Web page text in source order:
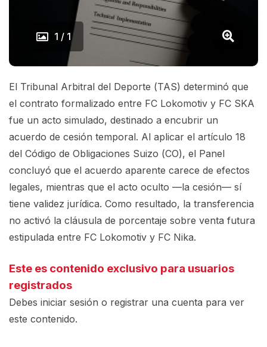
1 / 1
El Tribunal Arbitral del Deporte (TAS) determinó que
el contrato formalizado entre FC Lokomotiv y FC SKA
fue un acto simulado, destinado a encubrir un
acuerdo de cesión temporal. Al aplicar el artículo 18
del Código de Obligaciones Suizo (CO), el Panel
concluyó que el acuerdo aparente carece de efectos
legales, mientras que el acto oculto —la cesión— sí
tiene validez jurídica. Como resultado, la transferencia
no activó la cláusula de porcentaje sobre venta futura
estipulada entre FC Lokomotiv y FC Nika.
Este es contenido exclusivo para usuarios
registrados
Debes iniciar sesión o registrar una cuenta para ver
este contenido.